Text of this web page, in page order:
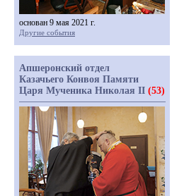
основан 9 мая 2021 г.
Другие события
Апшеронский отдел
Казачьего Конвоя Памяти
Царя Мученика Николая II (53)